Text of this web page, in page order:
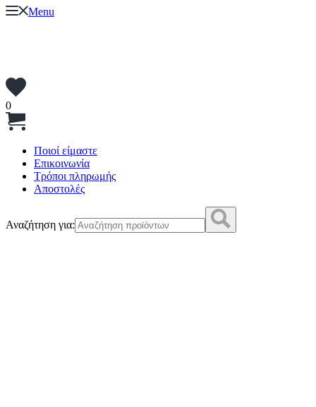
Menu
0
Ποιοί είμαστε
Επικοινωνία
Τρόποι πληρωμής
Αποστολές
Αναζήτηση για: